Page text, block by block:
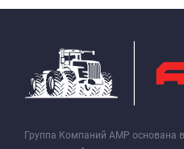
Группа Компаний АМР основана